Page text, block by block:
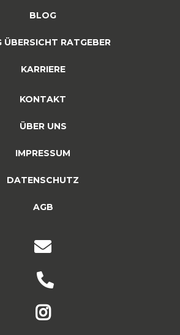
BLOG
ÜBERSICHT RATGEBER
KARRIERE
KONTAKT
ÜBER UNS
IMPRESSUM
DATENSCHUTZ
AGB